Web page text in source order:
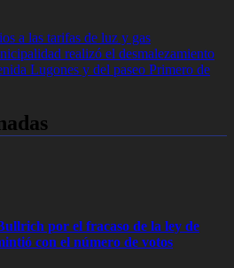
a las tarifas de luz y gas
realizó el desmalezamiento
Lugones y del paseo Primero de
por el fracaso de la ley de
con el número de votos